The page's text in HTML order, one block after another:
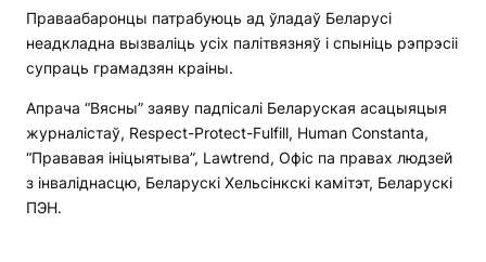
Праваабаронцы патрабуюць ад ўладаў Беларусі
неадкладна вызваліць усіх палітвязняў і спыніць рэпрэсіі
супраць грамадзян краіны.
Апрача “Вясны” заяву падпісалі Беларуская асацыяцыя
журналістаў, Respect-Protect-Fulfill, Human Constanta,
“Прававая ініцыятыва”, Lawtrend, Офіс па правах людзей
з інваліднасцю, Беларускі Хельсінкскі камітэт, Беларускі
ПЭН.